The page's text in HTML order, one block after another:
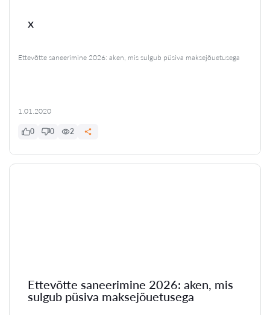
x
Ettevõtte saneerimine 2026: aken, mis sulgub püsiva maksejõuetusega
1.01.2020
0 0 2
Ettevõtte saneerimine 2026: aken, mis
sulgub püsiva maksejõuetusega